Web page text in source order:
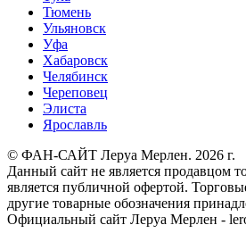
Тюмень
Ульяновск
Уфа
Хабаровск
Челябинск
Череповец
Элиста
Ярославль
© ФАН-САЙТ Леруа Мерлен. 2026 г.
Данный сайт не является продавцом
является публичной офертой.
другие товарные обозначения
Официальный сайт Леруа Мерлен -